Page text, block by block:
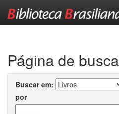
Página de busca
Buscar em:
por